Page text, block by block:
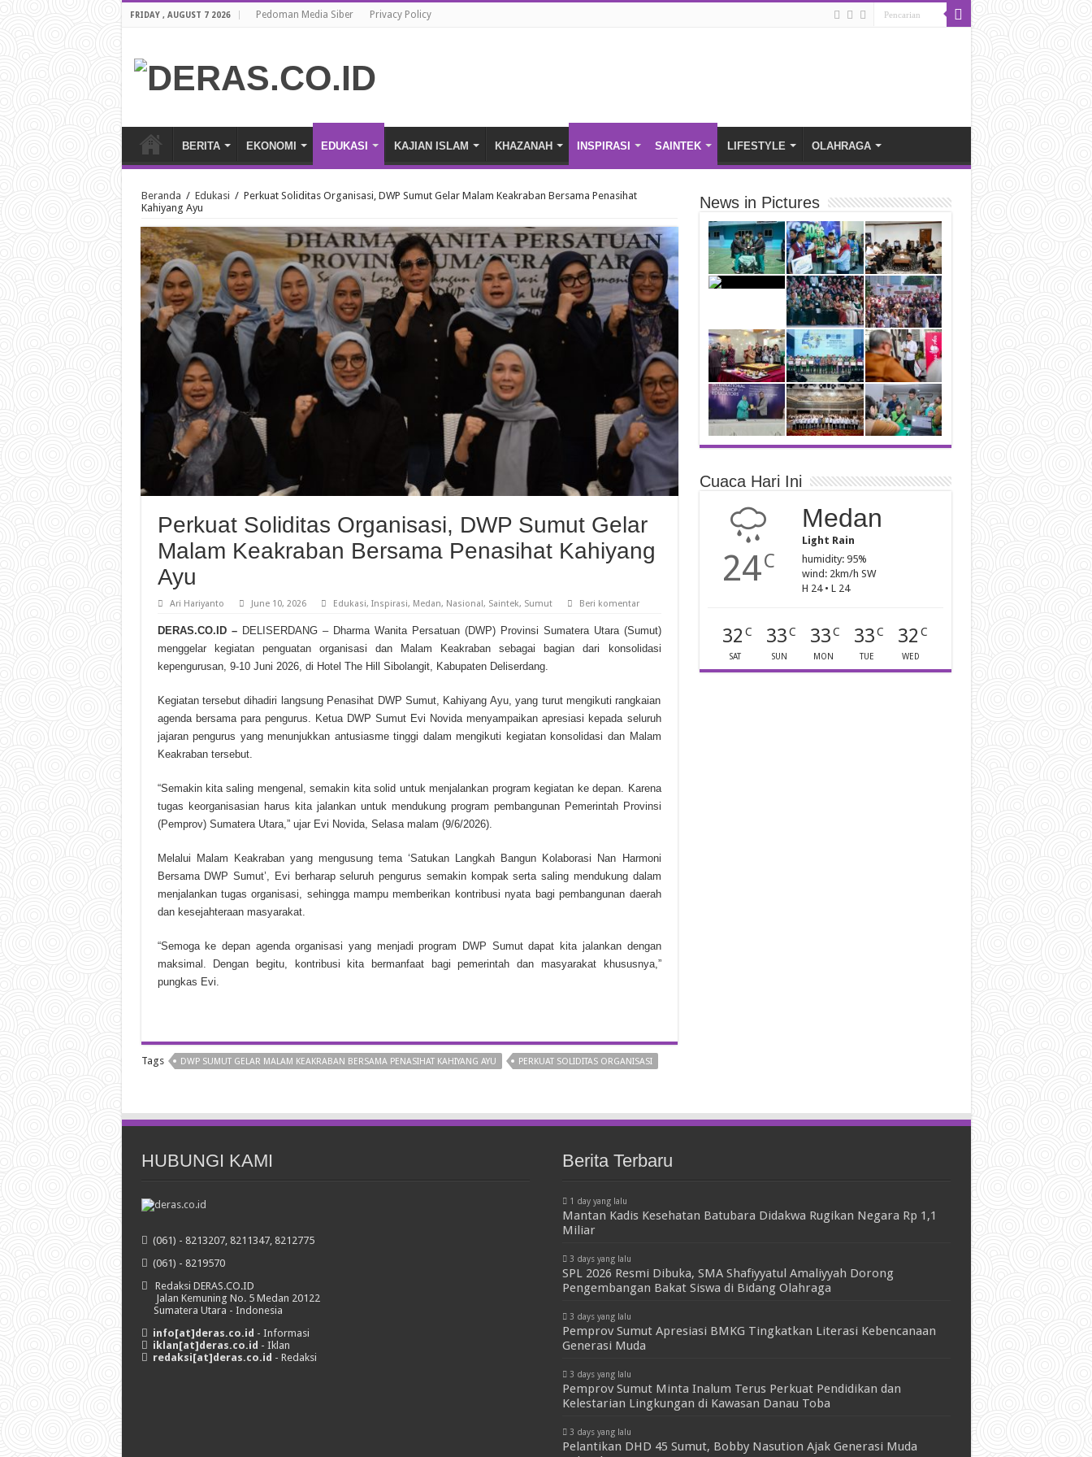
FRIDAY , AUGUST 7 2026 Pedoman Media Siber Privacy Policy
BERITA EKONOMI EDUKASI KAJIAN ISLAM KHAZANAH INSPIRASI SAINTEK LIFESTYLE OLAHRAGA
Beranda / Edukasi / Perkuat Soliditas Organisasi, DWP Sumut Gelar Malam Keakraban Bersama Penasihat
Kahiyang Ayu
Perkuat Soliditas Organisasi, DWP Sumut Gelar
Malam Keakraban Bersama Penasihat Kahiyang
Ayu
Ari Hariyanto June 10, 2026 Edukasi, Inspirasi, Medan, Nasional , Saintek, Sumut Beri komentar
DERAS.CO.ID –DELISERDANG – Dharma Wanita Persatuan (DWP) Provinsi Sumatera Utara (Sumut)
menggelar kegiatan penguatan organisasi dan Malam Keakraban sebagai bagian dari konsolidasi
kepengurusan, 9-10 Juni 2026, di Hotel The Hill Sibolangit, Kabupaten Deliserdang.
Kegiatan tersebut dihadiri langsung Penasihat DWP Sumut, Kahiyang Ayu, yang turut mengikuti rangkaian
agenda bersama para pengurus. Ketua DWP Sumut Evi Novida menyampaikan apresiasi kepada seluruh
jajaran pengurus yang menunjukkan antusiasme tinggi dalam mengikuti kegiatan konsolidasi dan Malam
Keakraban tersebut.
“Semakin kita saling mengenal, semakin kita solid untuk menjalankan program kegiatan ke depan. Karena
tugas keorganisasian harus kita jalankan untuk mendukung program pembangunan Pemerintah Provinsi
(Pemprov) Sumatera Utara,” ujar Evi Novida, Selasa malam (9/6/2026).
Melalui Malam Keakraban yang mengusung tema ‘Satukan Langkah Bangun Kolaborasi Nan Harmoni
Bersama DWP Sumut’, Evi berharap seluruh pengurus semakin kompak serta saling mendukung dalam
menjalankan tugas organisasi, sehingga mampu memberikan kontribusi nyata bagi pembangunan daerah
dan kesejahteraan masyarakat.
“Semoga ke depan agenda organisasi yang menjadi program DWP Sumut dapat kita jalankan dengan
maksimal. Dengan begitu, kontribusi kita bermanfaat bagi pemerintah dan masyarakat khususnya,”
pungkas Evi.
Tags DWP SUMUT GELAR MALAM KEAKRABAN BERSAMA PENASIHAT KAHIYANG AYU PERKUAT SOLIDITAS ORGANISASI
News in Pictures
Cuaca Hari Ini
24C
Medan
Light Rain
humidity: 95%
wind: 2km/h SW
H 24 • L 24
32 C
SAT
33C
SUN
33C
MON
33C
TUE
32 C
WED
HUBUNGI KAMI
(061) - 8213207, 8211347, 8212775
(061) - 8219570
Redaksi DERAS.CO.ID
Jalan Kemuning No. 5 Medan 20122
Sumatera Utara - Indonesia
info[at]deras.co.id - Informasi
iklan[at]deras.co.id - Iklan
redaksi[at]deras.co.id - Redaksi
Berita Terbaru
1 day yang lalu
Mantan Kadis Kesehatan Batubara Didakwa Rugikan Negara Rp 1,1
Miliar
3 days yang lalu
SPL 2026 Resmi Dibuka, SMA Shafiyyatul Amaliyyah Dorong
Pengembangan Bakat Siswa di Bidang Olahraga
3 days yang lalu
Pemprov Sumut Apresiasi BMKG Tingkatkan Literasi Kebencanaan
Generasi Muda
3 days yang lalu
Pemprov Sumut Minta Inalum Terus Perkuat Pendidikan dan
Kelestarian Lingkungan di Kawasan Danau Toba
3 days yang lalu
Pelantikan DHD 45 Sumut, Bobby Nasution Ajak Generasi Muda